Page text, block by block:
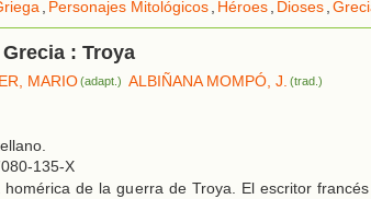
, Personajes Mitológicos, Héroes, Dioses,
: Troya
MARIO(adapt.) ALBIÑANA MOMPÓ, J. (trad.)
135-X
de la guerra de Troya. El escritor